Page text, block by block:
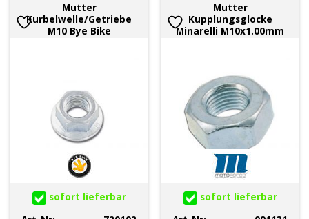
Mutter
Kurbelwelle/Getriebe
M10 Bye Bike
sofort lieferbar
Mutter
Kupplungsglocke
Minarelli M10x1.00mm
sofort lieferbar